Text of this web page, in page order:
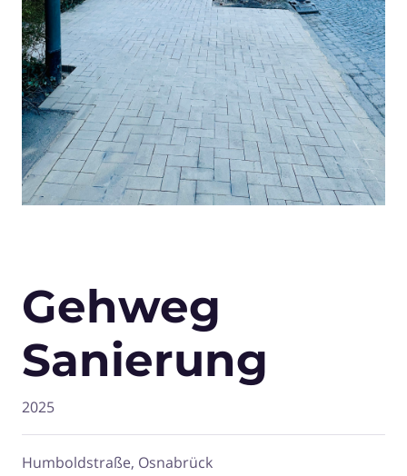
Gehweg
Sanierung
2025
Humboldstraße, Osnabrück